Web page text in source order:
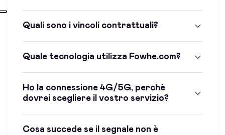
Quali sono i vincoli contrattuali?
Quale tecnologia utilizza Fowhe.com?
Ho la connessione 4G/5G, perchè
dovrei scegliere il vostro servizio?
Cosa succede se il segnale non è